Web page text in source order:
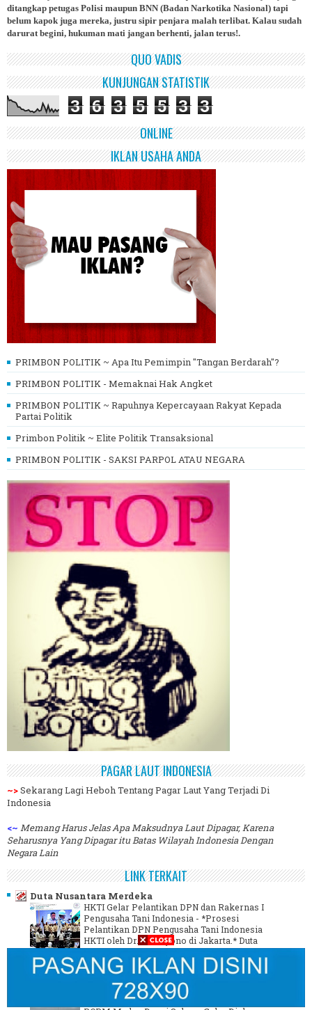
ditangkap petugas Polisi maupun BNN (Badan Narkotika Nasional) tapi
belum kapok juga mereka, justru sipir penjara malah terlibat. Kalau sudah
darurat begini, hukuman mati jangan berhenti, jalan terus!.
QUO VADIS
KUNJUNGAN STATISTIK
3 6 3 5 5 3 3
ONLINE
IKLAN USAHA ANDA
PRIMBON POLITIK ~ Apa Itu Pemimpin "Tangan Berdarah"?
PRIMBON POLITIK - Memaknai Hak Angket
PRIMBON POLITIK ~ Rapuhnya Kepercayaan Rakyat Kepada
Partai Politik
Primbon Politik ~ Elite Politik Transaksional
PRIMBON POLITIK - SAKSI PARPOL ATAU NEGARA
PAGAR LAUT INDONESIA
~>Sekarang Lagi Heboh Tentang Pagar Laut Yang Terjadi Di
Indonesia
<~ Memang Harus Jelas Apa Maksudnya Laut Dipagar, Karena
Seharusnya Yang Dipagar itu Batas Wilayah Indonesia Dengan
Negara Lain
LINK TERKAIT
Duta Nusantara Merdeka
HKTI Gelar Pelantikan DPN dan Rakernas I
Pengusaha Tani Indonesia - *Prosesi
Pelantikan DPN Pengusaha Tani Indonesia
HKTI oleh Dr. Sudaryono di Jakarta.* Duta
Nusantara Merdeka | Jakarta Himpunan
Pengusaha Tani Indonesia ...
2 minggu yang lalu